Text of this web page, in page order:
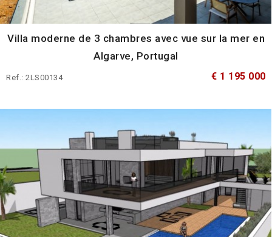
Villa moderne de 3 chambres avec vue sur la mer en
Algarve, Portugal
Ref.: 2LS00134 € 1 195 000